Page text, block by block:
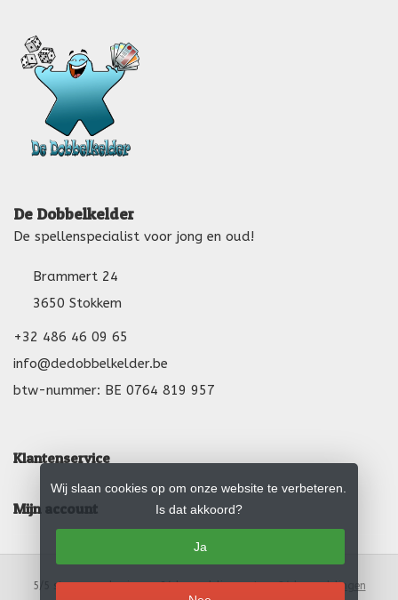
De Dobbelkelder
De spellenspecialist voor jong en oud!
Brammert 24
3650 Stokkem
+32 486 46 09 65
info@dedobbelkelder.be
btw-nummer: BE 0764 819 957
Klantenservice
Mijn account
5 sterren op basis van24beoordelingen.Lees 24 beoordelingen
Wij slaan cookies op om onze website te verbeteren.
Is dat akkoord?
Ja